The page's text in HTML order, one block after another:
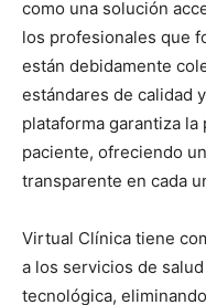
como una solución
los profesionales que
están debidamente
estándares de calidad
plataforma garantiza
paciente, ofreciendo
transparente en cada
Virtual Clínica tiene
a los servicios de
tecnológica,